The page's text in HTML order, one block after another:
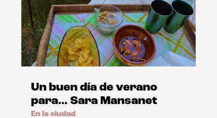
Un buen día de verano
para… Sara Mansanet
En la ciudad